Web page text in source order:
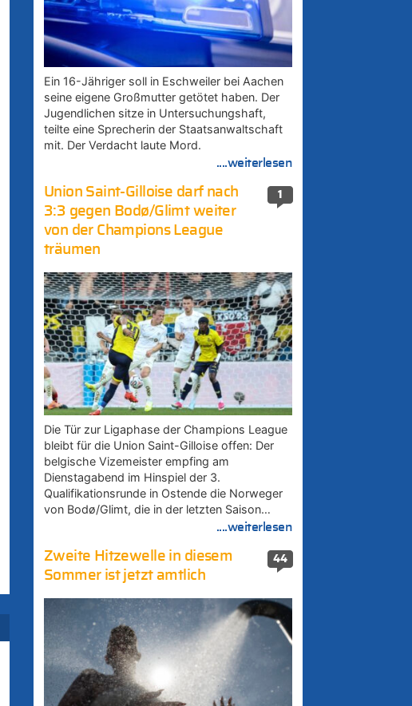
Ein 16-Jähriger soll in Eschweiler bei Aachen
seine eigene Großmutter getötet haben. Der
Jugendlichen sitze in Untersuchungshaft,
teilte eine Sprecherin der Staatsanwaltschaft
mit. Der Verdacht laute Mord.
....weiterlesen
1
Union Saint-Gilloise darf nach
3:3 gegen Bodø/Glimt weiter
von der Champions League
träumen
Die Tür zur Ligaphase der Champions League
bleibt für die Union Saint-Gilloise offen: Der
belgische Vizemeister empfing am
Dienstagabend im Hinspiel der 3.
Qualifikationsrunde in Ostende die Norweger
von Bodø/Glimt, die in der letzten Saison…
....weiterlesen
44
Zweite Hitzewelle in diesem
Sommer ist jetzt amtlich